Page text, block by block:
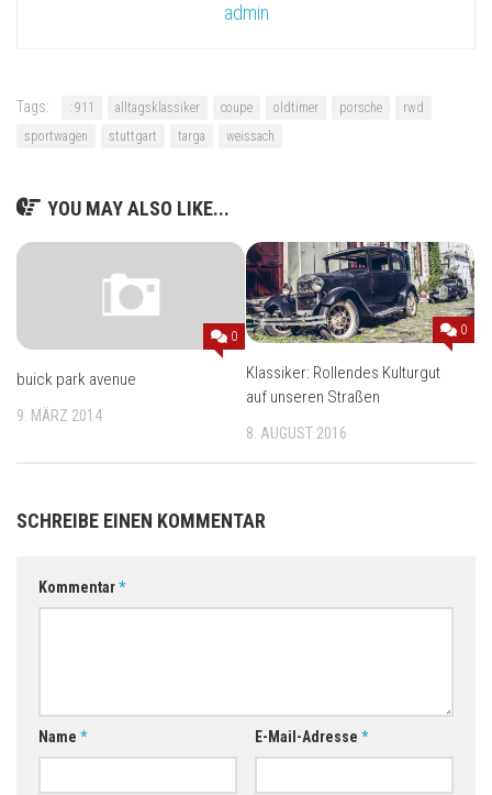
admin
Tags: : 911 alltagsklassiker coupe oldtimer porsche
rwd
sportwagen
stuttgart targa weissach
YOU MAY ALSO LIKE...
0
buick park avenue
9. MÄRZ 2014
0
Klassiker: Rollendes Kulturgut
auf unseren Straßen
8. AUGUST 2016
SCHREIBE EINEN KOMMENTAR
Kommentar*
Name * E-Mail-Adresse *